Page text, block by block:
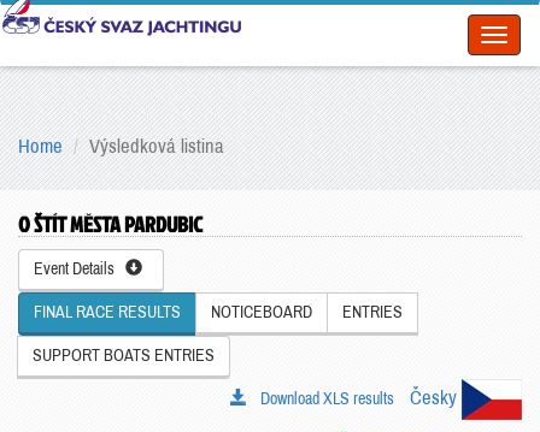
Home Výsledková listina
O ŠTÍT MĚSTA PARDUBIC
Event Details
FINAL RACE RESULTS NOTICEBOARD ENTRIES
SUPPORT BOATS ENTRIES
Česky
Download XLS results